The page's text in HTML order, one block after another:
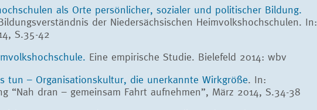
als Orte persönlicher, sozialer und politischer Bildung.
der Niedersächsischen Heimvolkshochschulen. In:
S.35-42
Eine empirische Studie. Bielefeld 2014: wbv
tun – Organisationskultur, die unerkannte Wirkgröße. In:
“Nah dran – gemeinsam Fahrt aufnehmen”, März 2014, S.34-38